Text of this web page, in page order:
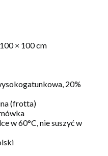
× 100 cm
20%
(frotta)
w 60°C, nie suszyć w